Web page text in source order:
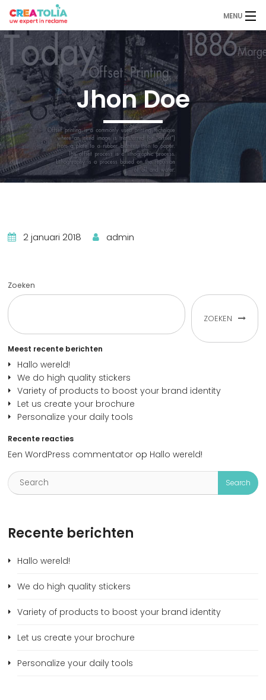
MENU
Home
Over Ons
Diensten
Binnenreclame
Buitenreclame
Jhon Doe
2 januari 2018 admin
Zoeken
ZOEKEN
Meest recente berichten
Hallo wereld!
We do high quality stickers
Variety of products to boost your brand identity
Let us create your brochure
Personalize your daily tools
Recente reacties
Een WordPress commentator op Hallo wereld!
Recente berichten
Hallo wereld!
We do high quality stickers
Variety of products to boost your brand identity
Let us create your brochure
Personalize your daily tools